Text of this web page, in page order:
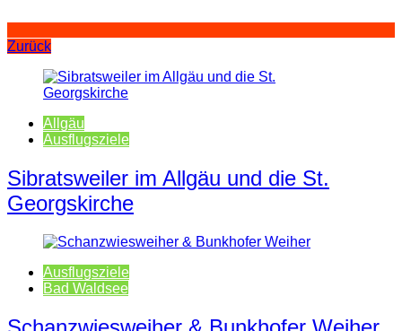
Zurück
Allgäu
Ausflugsziele
Sibratsweiler im Allgäu und die St.
Georgskirche
Ausflugsziele
Bad Waldsee